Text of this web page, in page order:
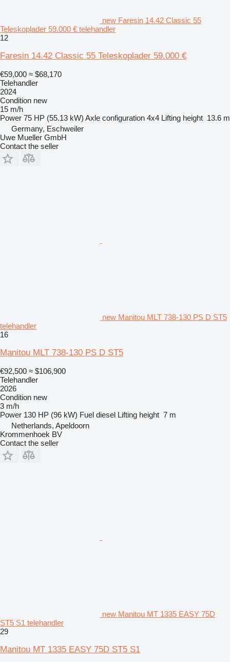
new Faresin 14.42 Classic 55
Teleskoplader 59.000 € telehandler
12
Faresin 14.42 Classic 55 Teleskoplader 59.000 €
€59,000 ≈ $68,170
Telehandler
2024
Condition new
15 m/h
Power 75 HP (55.13 kW) Axle configuration 4x4 Lifting height 13.6 m
Germany, Eschweiler
Uwe Mueller GmbH
Contact the seller
new Manitou MLT 738-130 PS D ST5
telehandler
16
Manitou MLT 738-130 PS D ST5
€92,500 ≈ $106,900
Telehandler
2026
Condition new
3 m/h
Power 130 HP (96 kW) Fuel diesel Lifting height 7 m
Netherlands, Apeldoorn
Krommenhoek BV
Contact the seller
new Manitou MT 1335 EASY 75D
ST5 S1 telehandler
29
Manitou MT 1335 EASY 75D ST5 S1